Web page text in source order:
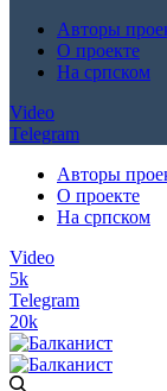
Авторы
О проекте
На српском
Video
Telegram
Авторы
О проекте
На српском
Video
5k
Telegram
20k